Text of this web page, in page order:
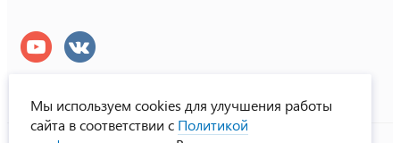
Мы используем cookies для улучшения работы
сайта в соответствии с Политикой